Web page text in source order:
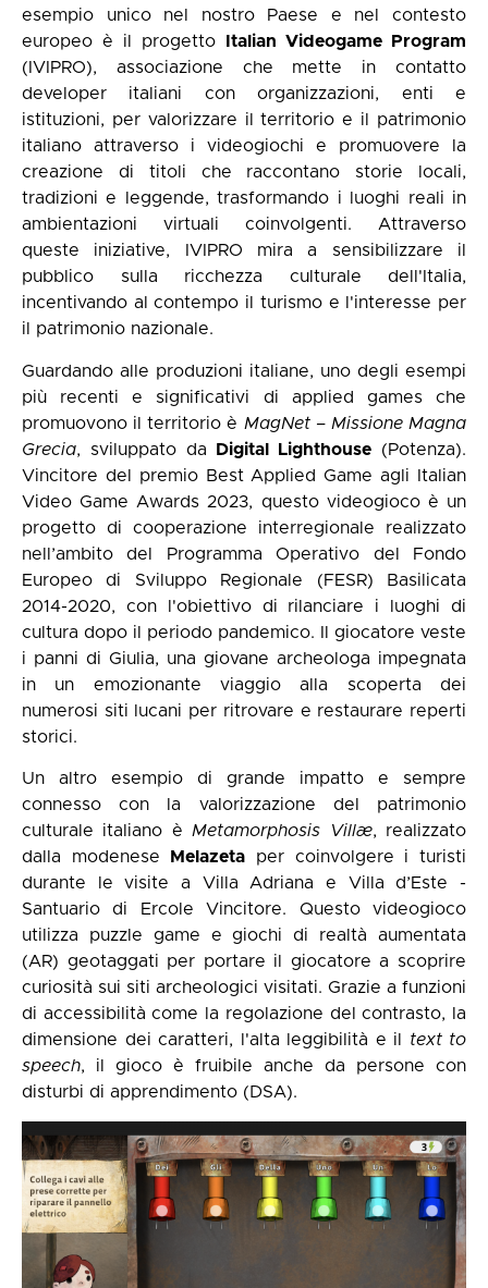
esempio unico nel nostro Paese e nel contesto
europeo è il progetto
Italian Videogame Program
(IVIPRO), associazione che mette in contatto
developer italiani con organizzazioni, enti e
istituzioni, per valorizzare il territorio e il patrimonio
italiano attraverso i videogiochi e promuovere la
creazione di titoli che raccontano storie locali,
tradizioni e leggende, trasformando i luoghi reali in
ambientazioni virtuali coinvolgenti. Attraverso
queste iniziative, IVIPRO mira a sensibilizzare il
pubblico sulla ricchezza culturale dell'Italia,
incentivando al contempo il turismo e l'interesse per
il patrimonio nazionale.
Guardando alle produzioni italiane, uno degli esempi
più recenti e significativi di applied games che
promuovono il territorio è MagNet – Missione Magna
Grecia, sviluppato da Digital Lighthouse (Potenza).
Vincitore del premio Best Applied Game agli Italian
Video Game Awards 2023, questo videogioco è un
progetto di cooperazione interregionale realizzato
nell’ambito del Programma Operativo del Fondo
Europeo di Sviluppo Regionale (FESR) Basilicata
2014-2020, con l'obiettivo di rilanciare i luoghi di
cultura dopo il periodo pandemico. Il giocatore veste
i panni di Giulia, una giovane archeologa impegnata
in un emozionante viaggio alla scoperta dei
numerosi siti lucani per ritrovare e restaurare reperti
storici.
Un altro esempio di grande impatto e sempre
connesso con la valorizzazione del patrimonio
culturale italiano è Metamorphosis Villæ, realizzato
dalla modenese
Melazeta per coinvolgere i turisti
durante le visite a Villa Adriana e Villa d’Este -
Santuario di Ercole Vincitore. Questo videogioco
utilizza puzzle game e giochi di realtà aumentata
(AR) geotaggati per portare il giocatore a scoprire
curiosità sui siti archeologici visitati. Grazie a funzioni
di accessibilità come la regolazione del contrasto, la
dimensione dei caratteri, l'alta leggibilità e il text to
speech, il gioco è fruibile anche da persone con
disturbi di apprendimento (DSA).